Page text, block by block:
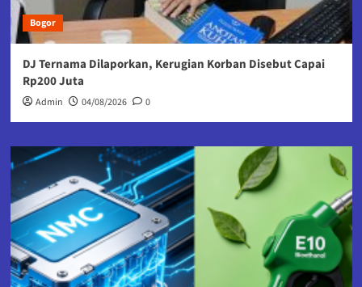
Bogor
DJ Ternama Dilaporkan, Kerugian Korban Disebut Capai
Rp200 Juta
Admin 04/08/2026 0